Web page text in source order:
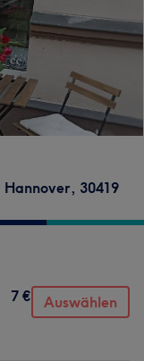
Hannover, 30419
7 € Auswählen